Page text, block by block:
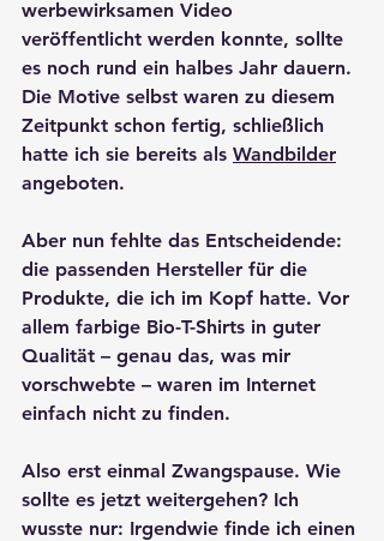
werbewirksamen Video
veröffentlicht werden konnte, sollte
es noch rund ein halbes Jahr dauern.
Die Motive selbst waren zu diesem
Zeitpunkt schon fertig, schließlich
hatte ich sie bereits als Wandbilder
angeboten.
Aber nun fehlte das Entscheidende:
die passenden Hersteller für die
Produkte, die ich im Kopf hatte. Vor
allem farbige Bio-T-Shirts in guter
Qualität – genau das, was mir
vorschwebte – waren im Internet
einfach nicht zu finden.
Also erst einmal Zwangspause. Wie
sollte es jetzt weitergehen? Ich
wusste nur: Irgendwie finde ich einen